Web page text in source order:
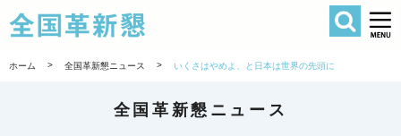
全国革新懇
検索
ホーム > 全国革新懇ニュース > いくさはやめよ、と日本は世界の先頭に
全国革新懇ニュース